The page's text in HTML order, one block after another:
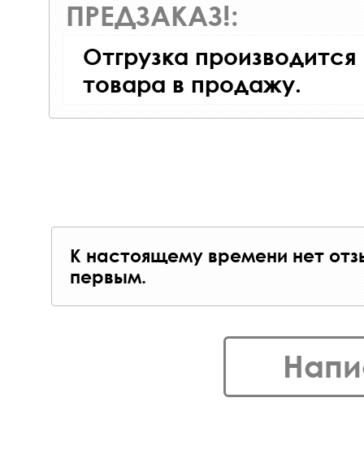
ПРЕДЗАКАЗ!:
Отгрузка
товара в продажу.
К настоящему времени нет
первым.